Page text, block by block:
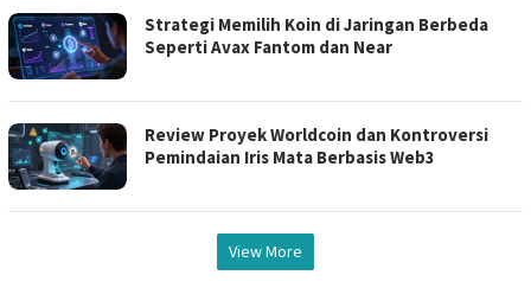
Strategi Memilih Koin di Jaringan Berbeda
Seperti Avax Fantom dan Near
Review Proyek Worldcoin dan Kontroversi
Pemindaian Iris Mata Berbasis Web3
View More